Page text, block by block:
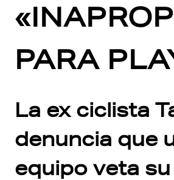
PARA
La ex ciclista
denuncia que
equipo veta su